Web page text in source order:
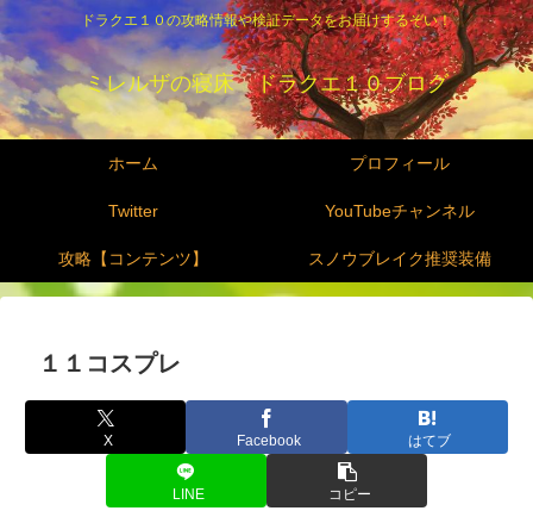
ドラクエ１０の攻略情報や検証データをお届けするぞい！
ミレルザの寝床 ドラクエ１０ブログ
ホーム プロフィール
Twitter YouTubeチャンネル
攻略【コンテンツ】 スノウブレイク推奨装備
１１コスプレ
X Facebook はてブ
LINE コピー